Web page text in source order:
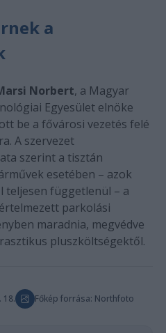
a
Norbert, a Magyar
Egyesület elnöke
be a fővárosi vezetés felé
A szervezet
szerint a tisztán
esetében – azok
teljesen függetlenül – a
parkolási
maradnia, megvédve
pluszköltségektől.
18. Főkép forrása: Northfoto